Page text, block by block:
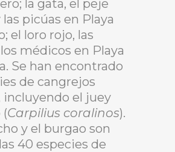
la gata, el peje
picúas en Playa
el loro rojo, las
médicos en Playa
Se han encontrado
de cangrejos
incluyendo el juey
Carpilius coralinos).
y el burgao son
40 especies de